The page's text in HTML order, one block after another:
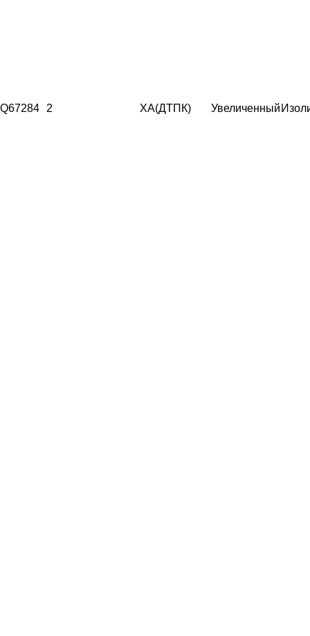
Q67284 2 ХА(ДТПК) Увеличенный